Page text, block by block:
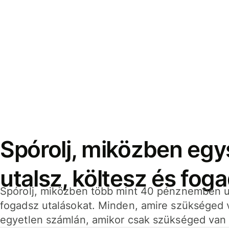
Spórolj, miközben
utalsz, költesz és
Spórolj, miközben több mint 40 pénznemben
fogadsz utalásokat. Minden, amire szükséged
egyetlen számlán, amikor csak szükséged van